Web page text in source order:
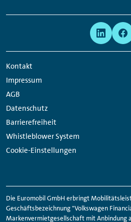
Kontakt
Impressum
AGB
Datenschutz
Barrierefreiheit
Whistleblower System
Cookie-Einstellungen
Network
Links
Die Euromobil GmbH erbringt
Geschäftsbezeichnung "Volkswagen
Markenvermietgesellschaft mit Anbindung